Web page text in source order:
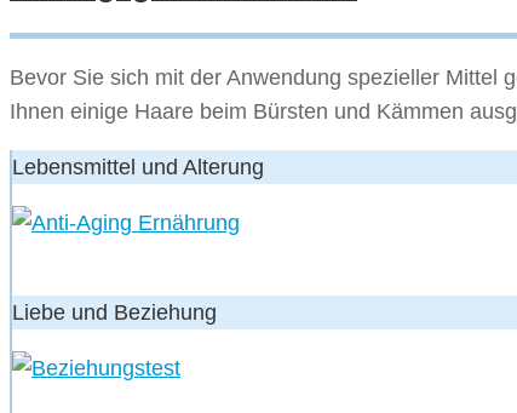
Bevor Sie sich mit der Anwendung spezieller Mittel
Ihnen einige Haare beim Bürsten und Kämmen
Lebensmittel und Alterung
Liebe und Beziehung